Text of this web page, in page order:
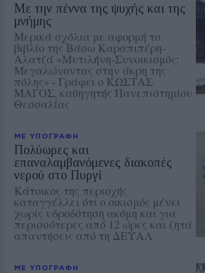
Με την πέννα της ψυχής και της
μνήμης
Μερικά σχόλια με αφορμή το
βιβλίο της Βάσω Καραπιπέρη-
Αλατζά «Μυτιλήνη-Συνοικισμός:
Μεγαλώνοντας στην άκρη της
πόλης» - Γράφει ο ΚΩΣΤΑΣ
ΜΑΓΟΣ, καθηγητής Πανεπιστημίου
Θεσσαλίας
ΜΕ ΥΠΟΓΡΑΦΗ
Πολύωρες και
επαναλαμβανόμενες διακοπές
νερού στο Πυργί
Κάτοικος της περιοχής
καταγγέλλει ότι ο οικισμός μένει
χωρίς υδροδότηση ακόμη και για
περισσότερες από 12 ώρες και ζητά
απαντήσεις από τη ΔΕΥΑΛ
ΜΕ ΥΠΟΓΡΑΦΗ